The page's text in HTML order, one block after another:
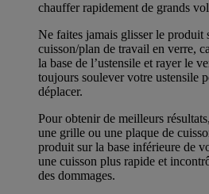
chauffer rapidement de grands
Ne faites jamais glisser le produit
cuisson/plan de travail en verre,
la base de l’ustensile et rayer le
toujours soulever votre ustensile
déplacer.
Pour obtenir de meilleurs
une grille ou une plaque de
produit sur la base inférieure de
une cuisson plus rapide et
des dommages.